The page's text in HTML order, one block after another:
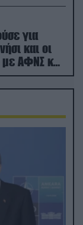
για
και οι
ΑΦΝΣ και